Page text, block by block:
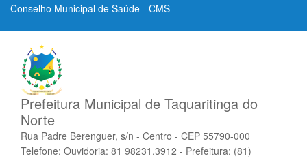
Conselho Municipal de Saúde - CMS
Prefeitura Municipal de Taquaritinga do
Norte
Rua Padre Berenguer, s/n - Centro - CEP 55790-000
Telefone: Ouvidoria: 81 98231.3912 - Prefeitura: (81)